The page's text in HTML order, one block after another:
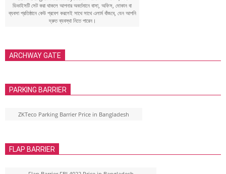
ডিভাইসটি সেট করা থাকলে আপনার অবর্তমানে বাসা, অফিস, দোকান বা
ব্যবসা প্রতিষ্ঠানে কেউ প্রবেশ করলেই সাথে সাথে এলার্ম বাঁজবে, যেন আপনি
দ্রুত ব্যবস্থা নিতে পারেন।
ARCHWAY GATE
PARKING BARRIER
ZKTeco Parking Barrier Price in Bangladesh
FLAP BARRIER